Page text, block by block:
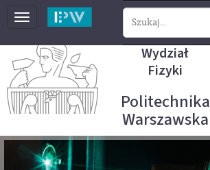
Toggle
Wydział
Fizyki
Politechnika
Warszawska